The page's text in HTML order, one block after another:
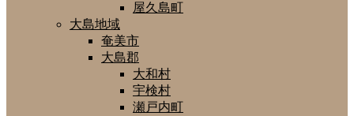
屋久島町
大島地域
奄美市
大島郡
大和村
宇検村
瀬戸内町